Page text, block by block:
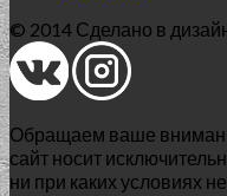
© 2014 Сделано в
Обращаем ваше
сайт носит
ни при каких условиях